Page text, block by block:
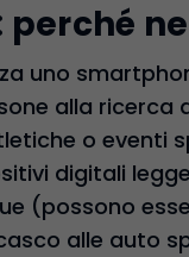
uno
alla
o eventi
digitali
(possono
alle auto